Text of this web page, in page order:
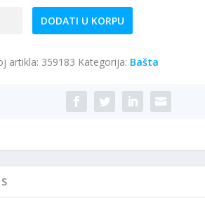
DODATI U KORPU
artikla: 359183 Kategorija: Bašta